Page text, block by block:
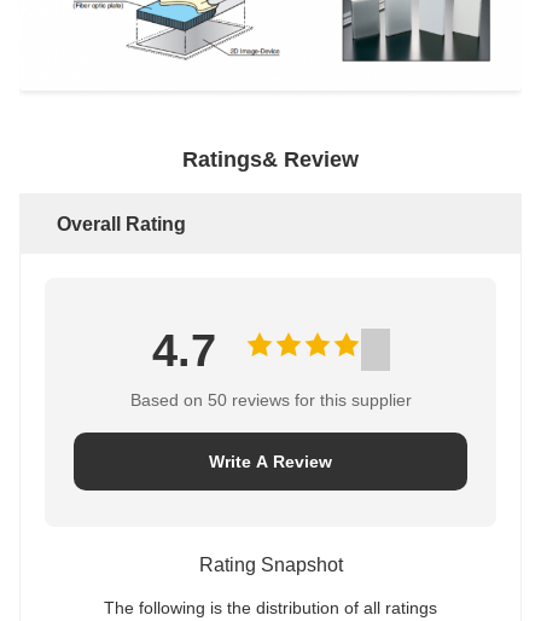
Ratings& Review
Overall Rating
4.7
Based on 50 reviews for this supplier
Write A Review
Rating Snapshot
The following is the distribution of all ratings